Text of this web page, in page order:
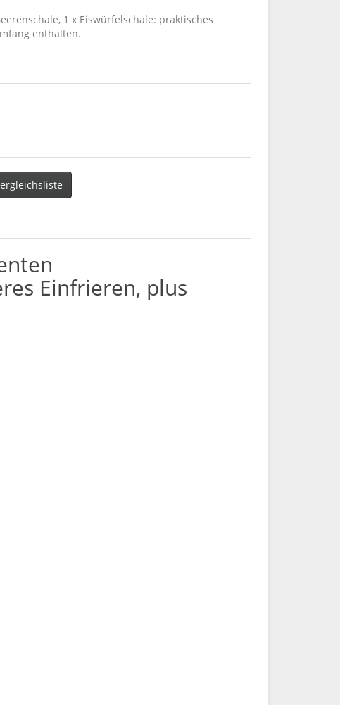
1 x Eiswürfelschale: praktisches
enthalten.
Einfrieren, plus